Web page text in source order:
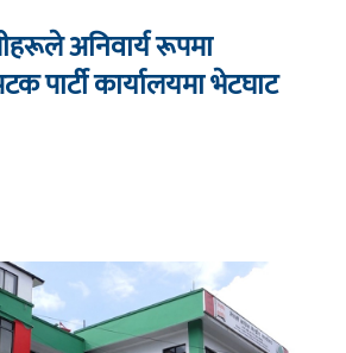
अनिवार्य रूपमा
पार्टी कार्यालयमा भेटघाट